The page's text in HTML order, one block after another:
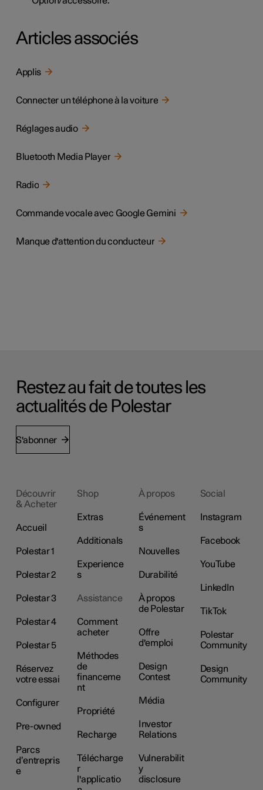
Articles associés
Applis
Connecter un téléphone à la voiture
Réglages audio
Bluetooth Media Player
Radio
Commande vocale avec Google Gemini
Manque d'attention du conducteur
Restez au fait de toutes les
actualités de Polestar
S'abonner
Découvrir
& Acheter
Accueil
Polestar 1
Polestar 2
Polestar 3
Polestar 4
Polestar 5
Réservez
votre essai
Configurer
Pre-owned
Parcs
d’entrepris
e
Shop
Extras
Additionals
Experience
s
Assistance
Comment
acheter
Méthodes
de
financeme
nt
Propriété
Recharge
Télécharge
r
l'applicatio
À propos
Événement
s
Nouvelles
Durabilité
À propos
de Polestar
Offre
d'emploi
Design
Contest
Média
Investor
Relations
Vulnerabilit
y
disclosure
Social
Instagram
Facebook
YouTube
LinkedIn
TikTok
Polestar
Community
Design
Community